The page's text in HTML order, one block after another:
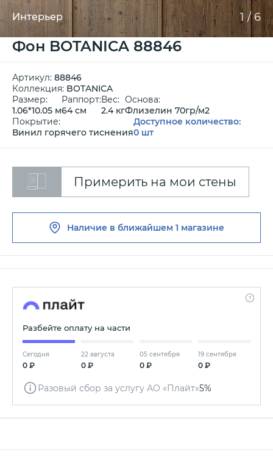
Интерьер 1/6
Фон BOTANICA 88846
Артикул: 88846
Коллекция: BOTANICA
Размер:
1.06*10.05 м
Раппорт:
64 см
Вес:
2.4 кг
Основа:
Флизелин 70гр/м2
Покрытие:
Винил горячего тиснения
Доступное количество:
0 шт
Примерить на мои стены
Наличие в ближайшем 1 магазине
Разбейте оплату на части
Сегодня
0 ₽
22 августа
0 ₽
05 сентября
0 ₽
19 сентября
0 ₽
Разовый сбор за услугу АО «Плайт»5%